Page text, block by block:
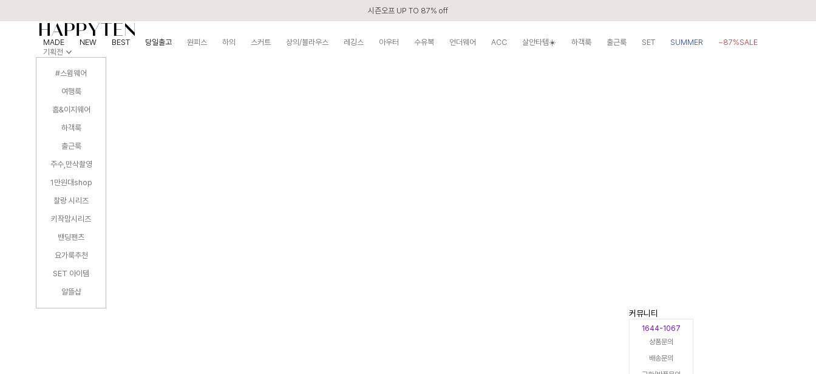
시즌오프 UP TO 87% off
MADE NEW BEST 당일출고 원피스 하의 스커트 상의/블라우스 레깅스 아우터 수유복 언더웨어 ACC 살안타템☀️ 하객룩 출근룩 SET SUMMER
~87%SALE
기획전
#스윔웨어
여행룩
홈&이지웨어
하객룩
출근룩
주수,만삭촬영
1만원대shop
찰랑 시리즈
키작맘시리즈
밴딩팬츠
요가룩추천
SET 아이템
알뜰샵
커뮤니티
1644-1067
상품문의
배송문의